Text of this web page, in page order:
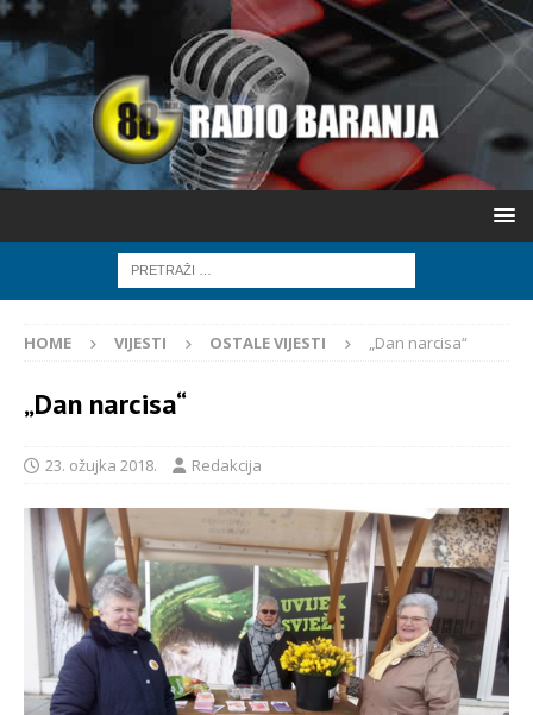
HOME VIJESTI OSTALE VIJESTI „Dan narcisa“
„Dan narcisa“
23. ožujka 2018. Redakcija